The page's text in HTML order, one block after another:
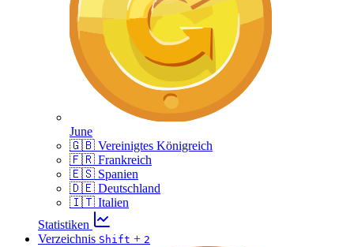
June
🇬🇧 Vereinigtes Königreich
🇫🇷 Frankreich
🇪🇸 Spanien
🇩🇪 Deutschland
🇮🇹 Italien
Statistiken
Verzeichnis Shift + 2